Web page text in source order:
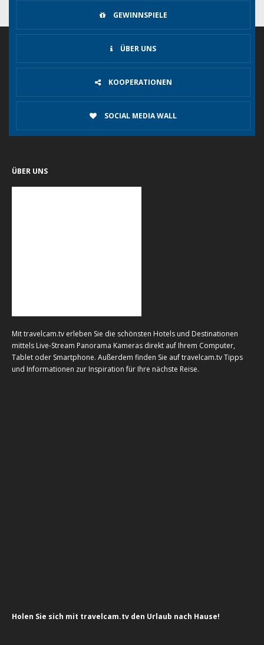
GEWINNSPIELE
ÜBER UNS
KOOPERATIONEN
SOCIAL MEDIA WALL
ÜBER UNS
Mit travelcam.tv erleben Sie die schönsten Hotels und Destinationen
mittels Live-Stream Panorama Kameras direkt auf Ihrem Computer,
Tablet oder Smartphone. Außerdem finden Sie auf travelcam.tv Tipps
und Informationen zur Inspiration für Ihre nächste Reise.
Holen Sie sich mit travelcam.tv den Urlaub nach Hause!